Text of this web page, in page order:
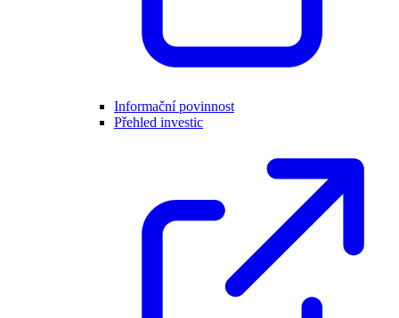
Informační povinnost
Přehled investic